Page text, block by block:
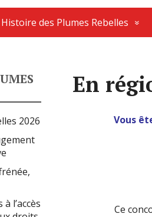
Histoire des Plumes Rebelles
En
Vous
Ce
2026
l’accès